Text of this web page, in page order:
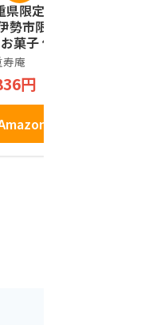
県限定 三重県土
勢市限定 伊勢N
菓子 伊勢茶の
グドシャ 三重県
勢茶 使用 ISEC
DE CHA
コレート菓子
入
寿庵
円
で見る